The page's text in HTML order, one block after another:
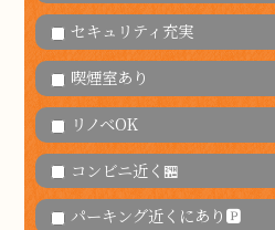
セキュリティ充実
喫煙室あり
リノベOK
コンビニ近く🏪
パーキング近くにあり🅿